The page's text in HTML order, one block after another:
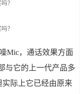
Mic，通话效果方面
与它的上一代产品多
实际上它已经由原来